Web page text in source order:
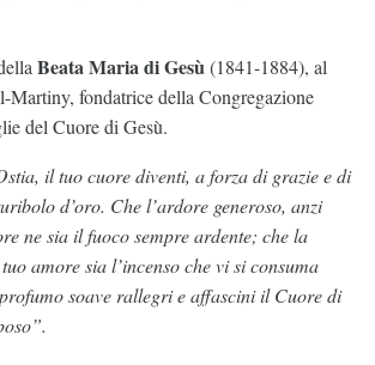
Beata Maria di Gesù(1841-1884), al
Martiny, fondatrice della Congregazione
del Cuore di Gesù.
il tuo cuore diventi, a forza di grazie e di
d’oro. Che l’ardore generoso, anzi
ne sia il fuoco sempre ardente; che la
amore sia l’incenso che vi si consuma
soave rallegri e affascini il Cuore di